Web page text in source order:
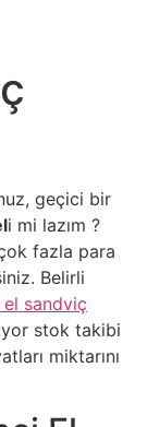
geçici bir
i mi lazım ?
fazla para
Belirli
sandviç
stok takibi
miktarını